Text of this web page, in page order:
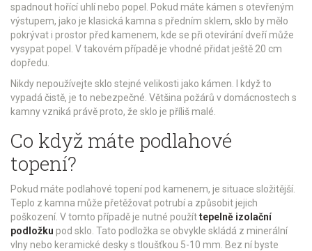
spadnout hořící uhlí nebo popel. Pokud máte kámen s otevřeným
výstupem, jako je klasická kamna s předním sklem, sklo by mělo
pokrývat i prostor před kamenem, kde se při otevírání dveří může
vysypat popel. V takovém případě je vhodné přidat ještě 20 cm
dopředu.
Nikdy nepoužívejte sklo stejné velikosti jako kámen. I když to
vypadá čistě, je to nebezpečné. Většina požárů v domácnostech s
kamny vzniká právě proto, že sklo je příliš malé.
Co když máte podlahové
topení?
Pokud máte podlahové topení pod kamenem, je situace složitější.
Teplo z kamna může přetěžovat potrubí a způsobit jejich
poškození. V tomto případě je nutné použíttepelně izolační
podložku pod sklo. Tato podložka se obvykle skládá z minerální
vlny nebo keramické desky s tloušťkou 5-10 mm. Bez ní byste